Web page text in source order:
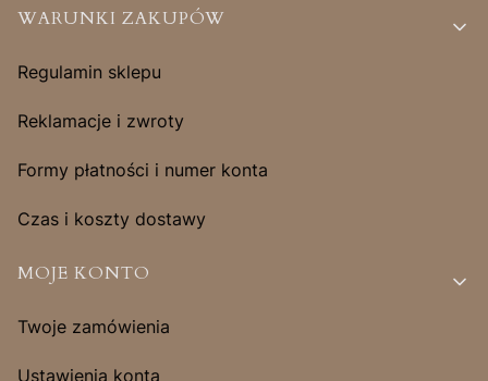
Linki w stopce
WARUNKI ZAKUPÓW
Regulamin sklepu
Reklamacje i zwroty
Formy płatności i numer konta
Czas i koszty dostawy
MOJE KONTO
Twoje zamówienia
Ustawienia konta